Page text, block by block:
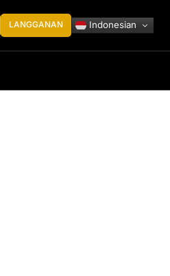
LANGGANAN Indonesian